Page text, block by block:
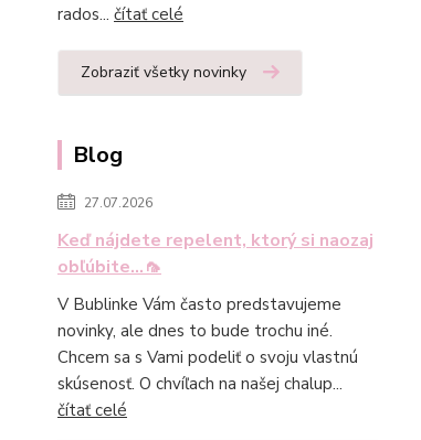
rados... čítať celé
Zobraziť všetky novinky
Blog
27.07.2026
Keď nájdete repelent, ktorý si naozaj
obľúbite...🦟
V Bublinke Vám často predstavujeme
novinky, ale dnes to bude trochu iné.
Chcem sa s Vami podeliť o svoju vlastnú
skúsenosť. O chvíľach na našej chalup...
čítať celé